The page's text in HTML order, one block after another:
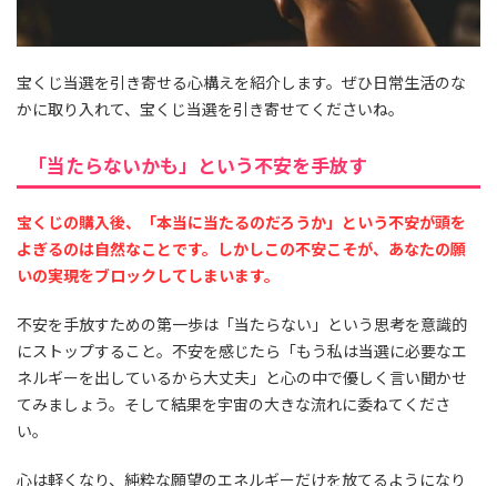
宝くじ当選を引き寄せる心構えを紹介します。ぜひ日常生活のな
かに取り入れて、宝くじ当選を引き寄せてくださいね。
「当たらないかも」という不安を手放す
宝くじの購入後、「本当に当たるのだろうか」という不安が頭を
よぎるのは自然なことです。しかしこの不安こそが、あなたの願
いの実現をブロックしてしまいます。
不安を手放すための第一歩は「当たらない」という思考を意識的
にストップすること。不安を感じたら「もう私は当選に必要なエ
ネルギーを出しているから大丈夫」と心の中で優しく言い聞かせ
てみましょう。そして結果を宇宙の大きな流れに委ねてくださ
い。
心は軽くなり、純粋な願望のエネルギーだけを放てるようになり